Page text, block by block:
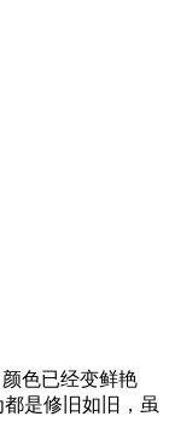
色已经变鲜艳
是修旧如旧，虽